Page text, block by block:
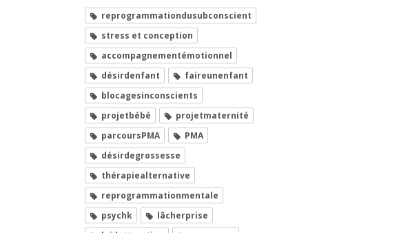
reprogrammationdusubconscient
stress et conception
accompagnementémotionnel
désirdenfant
faireunenfant
blocagesinconscients
projetbébé
projetmaternité
parcoursPMA
PMA
désirdegrossesse
thérapiealternative
reprogrammationmentale
psychk
lâcherprise